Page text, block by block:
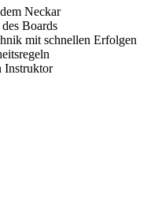
Neckar
Boards
mit schnellen Erfolgen
Instruktor